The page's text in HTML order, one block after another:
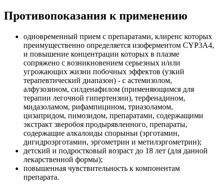
Противопоказания к применению
одновременный прием с препаратами, клиренс которых
преимущественно определяется изоферментом CYP3A4,
и повышение концентрации которых в плазме
сопряжено с возникновением серьезных и/или
угрожающих жизни побочных эффектов (узкий
терапевтический диапазон) - с астемизолом,
алфузозином, силденафилом (применяющимся для
терапии легочной гипертензии), терфенадином,
мидазоламом, рифампицином, триазоламом,
цизапридом, пимозидом, препаратами, содержащими
экстракт зверобоя продырявленного, препараты,
содержащие алкалоиды спорыньи (эрготамин,
дигидроэрготамин, эргометрин и метилэргометрин);
детский и подростковый возраст до 18 лет (для данной
лекарственной формы);
повышенная чувствительность к компонентам
препарата.